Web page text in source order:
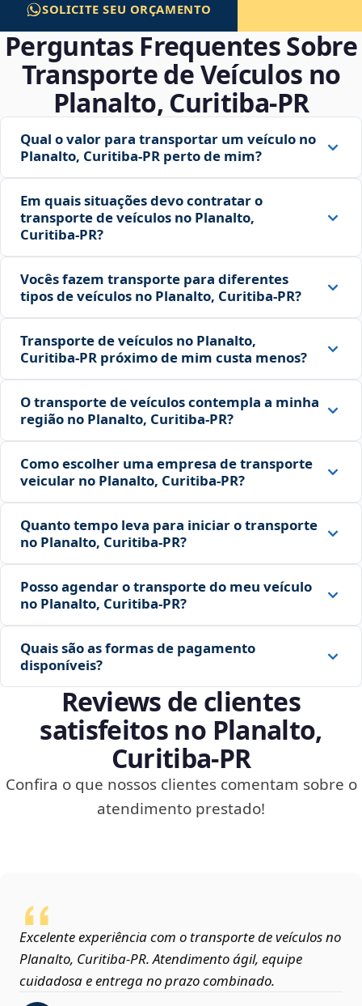
SOLICITE SEU ORÇAMENTO
Perguntas Frequentes Sobre
Transporte de Veículos no
Planalto, Curitiba‑PR
Qual o valor para transportar um veículo no
Planalto, Curitiba‑PR perto de mim?
Em quais situações devo contratar o
transporte de veículos no Planalto,
Curitiba‑PR?
Vocês fazem transporte para diferentes
tipos de veículos no Planalto, Curitiba‑PR?
Transporte de veículos no Planalto,
Curitiba‑PR próximo de mim custa menos?
O transporte de veículos contempla a minha
região no Planalto, Curitiba‑PR?
Como escolher uma empresa de transporte
veicular no Planalto, Curitiba‑PR?
Quanto tempo leva para iniciar o transporte
no Planalto, Curitiba‑PR?
Posso agendar o transporte do meu veículo
no Planalto, Curitiba‑PR?
Quais são as formas de pagamento
disponíveis?
Reviews de clientes
satisfeitos no Planalto,
Curitiba‑PR
Confira o que nossos clientes comentam sobre o
atendimento prestado!
Excelente experiência com o transporte de veículos no
Planalto, Curitiba‑PR. Atendimento ágil, equipe
cuidadosa e entrega no prazo combinado.